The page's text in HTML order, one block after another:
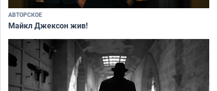
АВТОРСКОЕ
Майкл Джексон жив!